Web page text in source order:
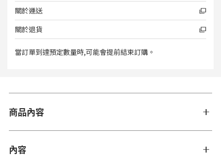
關於運送
關於退貨
當訂單到達預定數量時,可能會提前結束訂購。
商品內容
內容